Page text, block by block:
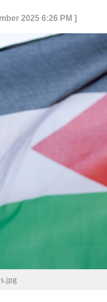
2025 6:26 PM ]